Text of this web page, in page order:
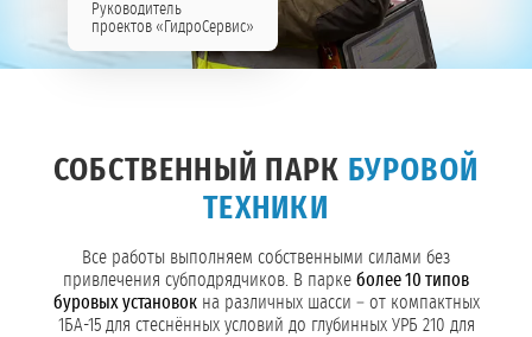
Руководитель
проектов «ГидроСервис»
СОБСТВЕННЫЙ ПАРК БУРОВОЙ
ТЕХНИКИ
Все работы выполняем собственными силами без
привлечения субподрядчиков. В парке более 10 типов
буровых установокна различных шасси – от компактных
1БА-15 для стеснённых условий до глубинных УРБ 210 для